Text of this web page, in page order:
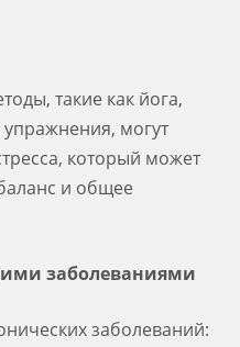
такие как йога,
могут
который может
и общее
заболеваниями
заболеваний: